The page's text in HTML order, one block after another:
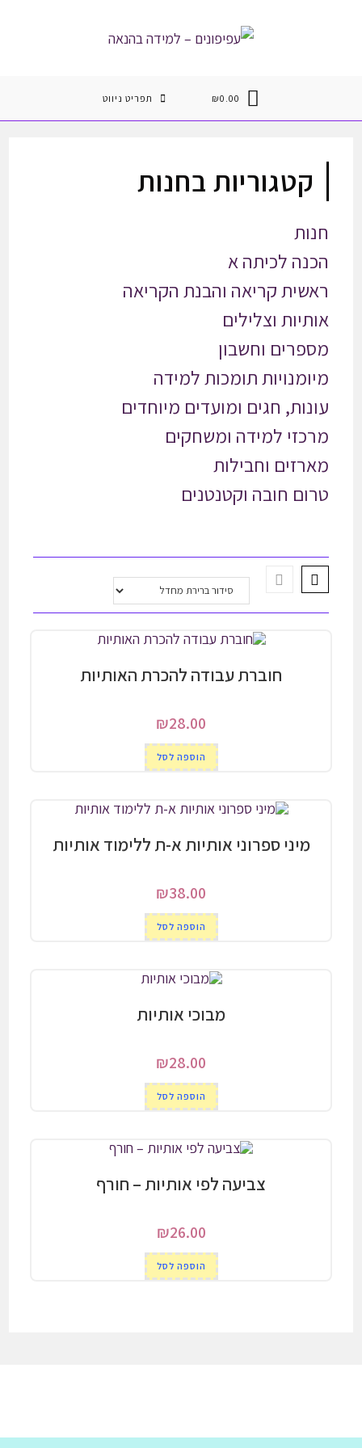
₪0.00 תפריט ניווט
קטגוריות בחנות
חנות
הכנה לכיתה א
ראשית קריאה והבנת הקריאה
אותיות וצלילים
מספרים וחשבון
מיומנויות תומכות למידה
עונות, חגים ומועדים מיוחדים
מרכזי למידה ומשחקים
מארזים וחבילות
טרום חובה וקטנטנים
חוברת עבודה להכרת האותיות
₪28.00
הוספה לסל
מיני ספרוני אותיות א-ת ללימוד אותיות
₪38.00
הוספה לסל
מבוכי אותיות
₪28.00
הוספה לסל
צביעה לפי אותיות – חורף
₪26.00
הוספה לסל